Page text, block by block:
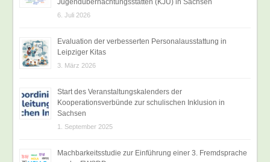
Jugendübernachtungsstätten (KJÜ) in Sachsen
6. Juli 2026
Evaluation der verbesserten Personalausstattung in
Leipziger Kitas
3. März 2026
Start des Veranstaltungskalenders der
Kooperationsverbünde zur schulischen Inklusion in
Sachsen
1. September 2025
Machbarkeitsstudie zur Einführung einer 3. Fremdsprache